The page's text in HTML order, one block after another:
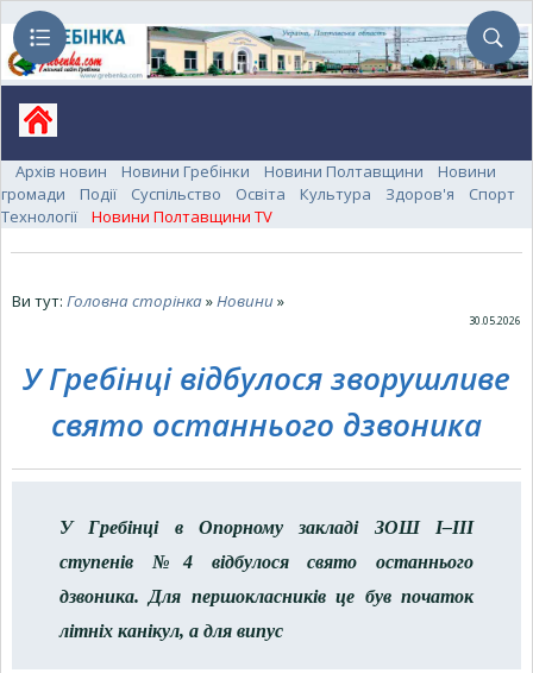
Архів новин Новини Гребінки Новини Полтавщини
Новини
громади
Події Суспільство Освіта Культура Здоров'я
Спорт
Технології
Новини Полтавщини TV
Ви тут: Головна сторінка» Новини»
30.05.2026
У Гребінці відбулося зворушливе
свято останнього дзвоника
У Гребінці в Опорному закладі ЗОШ І–ІІІ
ступенів №4 відбулося свято останнього
дзвоника. Для першокласників це був початок
літніх канікул, а для випус